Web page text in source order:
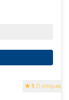
5 (1 critiques)